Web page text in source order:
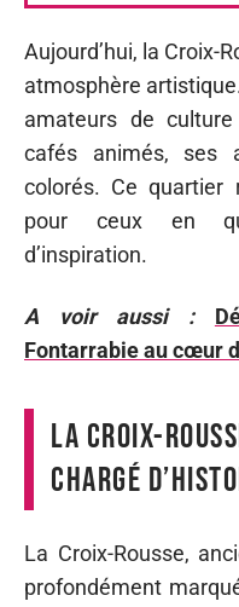
Aujourd’hui, la Croix-
atmosphère
amateurs de
cafés animés, ses
colorés. Ce quartier
pour ceux en
d’inspiration.
A voir aussi :
Fontarrabie au cœur
La Croix-
chargé
La Croix-Rousse,
profondément